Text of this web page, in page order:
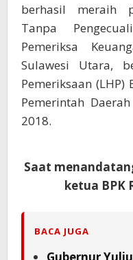
berhasil meraih
Tanpa
Pemeriksa
Sulawesi Utara,
Pemeriksaan (LHP)
Pemerintah
2018.
Saat
ketua BPK
BACA JUGA